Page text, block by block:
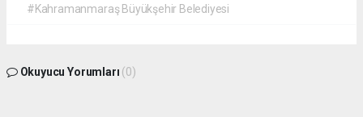
#Kahramanmaraş Büyükşehir Belediyesi
Okuyucu Yorumları (0)